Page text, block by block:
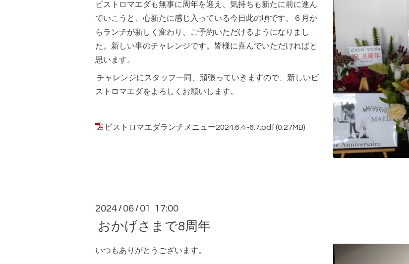
ビストロマエダも無事に周年を迎え、気持ちも新たに前に進ん
でいこうと、心新たに感じ入っている今日此の頃です。６月か
らランチが新しく変わり、ご予約いただけるようになりまし
た。新しい事のチャレンジです。皆様に喜んでいただければと
思います。
チャレンジにスタッフ一同、頑張っていきますので、新しいビ
ストロマエダをよろしくお願いします。
ビストロマエダランチメニュー2024.6.4~6.7.pdf (0.27MB)
2024 / 06 / 01 17:00
おかげさまで8周年
いつもありがとうございます。